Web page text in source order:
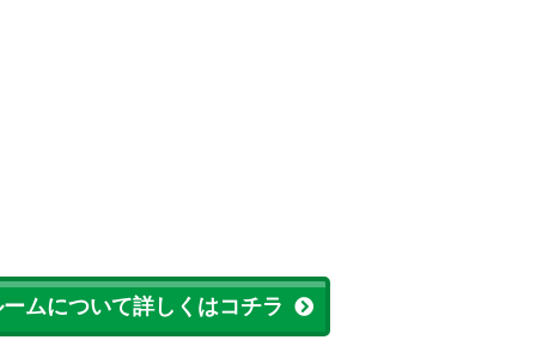
ムについて詳しくはコチラ